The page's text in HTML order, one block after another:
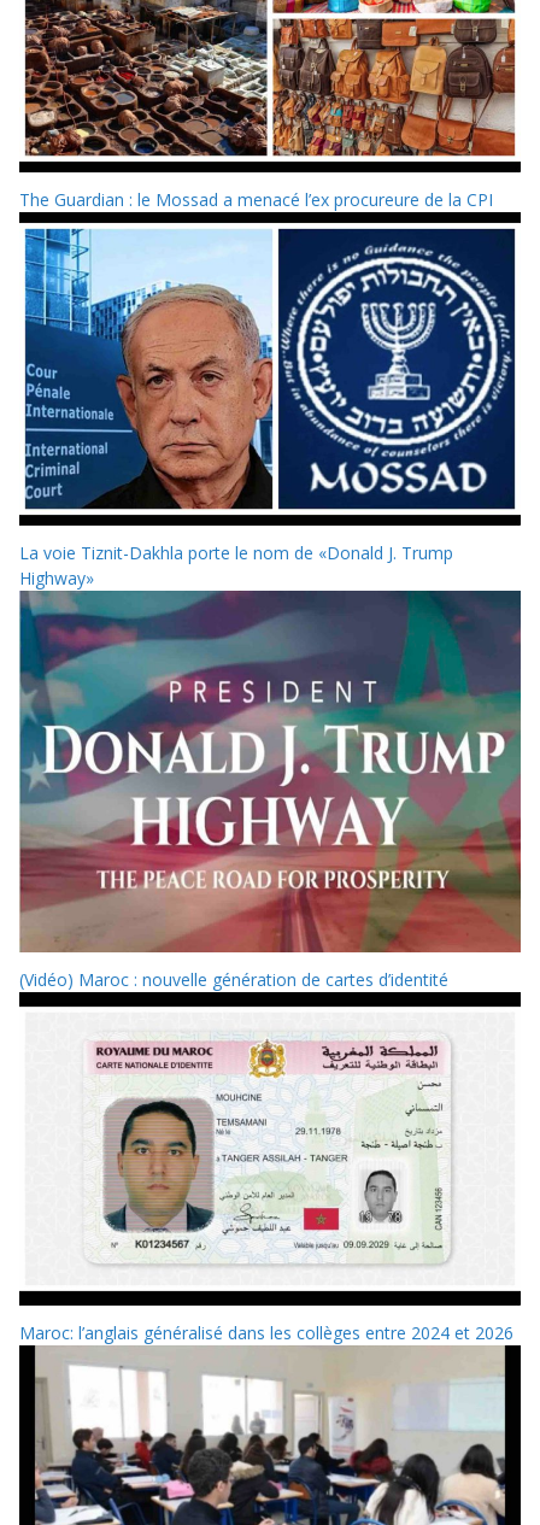
The Guardian : le Mossad a menacé l’ex procureure de la CPI
La voie Tiznit-Dakhla porte le nom de «Donald J. Trump
Highway»
(Vidéo) Maroc : nouvelle génération de cartes d’identité
Maroc: l’anglais généralisé dans les collèges entre 2024 et 2026